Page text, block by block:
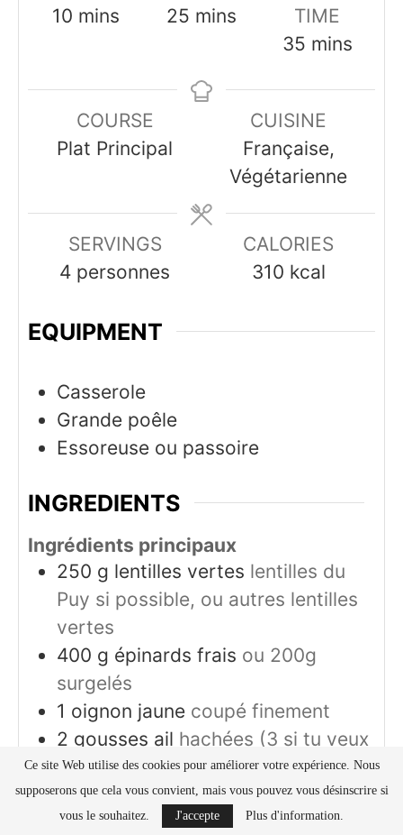
10minutes
mins
25 minutes
mins
TIME
35minutes
mins
COURSE
Plat Principal
CUISINE
Française,
Végétarienne
SERVINGS
4 personnes
CALORIES
310 kcal
EQUIPMENT
Casserole
Grande poêle
Essoreuse ou passoire
INGREDIENTS
Ingrédients principaux
250 g lentilles vertes lentilles du
Puy si possible, ou autres lentilles
vertes
400 g épinards frais ou 200g
surgelés
1 oignon jaune coupé finement
2 gousses ail hachées (3 si tu veux
plus corsé)
1 c. à café cumin
1 c. à café paprika fumé
Ce site Web utilise des cookies pour améliorer votre expérience. Nous
supposerons que cela vous convient, mais vous pouvez vous désinscrire si
vous le souhaitez.
J'accepte Plus d'information.